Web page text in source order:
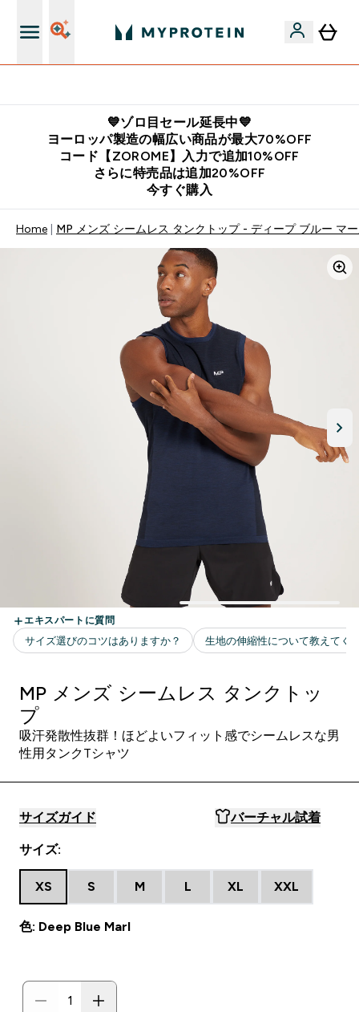
💙ゾロ目セール延長中💙
ヨーロッパ製造の幅広い商品が最大70%OFF
コード【ZOROME】入力で追加10%OFF
さらに特売品は追加20%OFF
今すぐ購入
Home MP メンズ シームレス タンクトップ - ディープ ブルー マ
MP メンズ シームレス タンクトッ
プ
吸汗発散性抜群！ほどよいフィット感でシームレスな男
性用タンクTシャツ
サイズガイド バーチャル試着
サイズ:
XS S M L XL XXL
色: Deep Blue Marl